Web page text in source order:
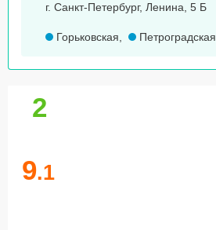
г. Санкт-Петербург, Ленина, 5 Б
Горьковская, Петроградская
2
9.1